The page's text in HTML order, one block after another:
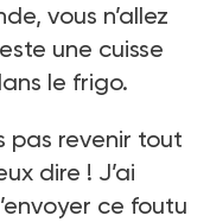
vous n’allez
une cuisse
le frigo.
pas revenir tout
dire ! J’ai
ce foutu